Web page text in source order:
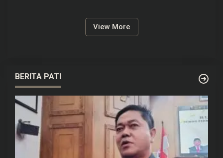
View More
BERITA PATI